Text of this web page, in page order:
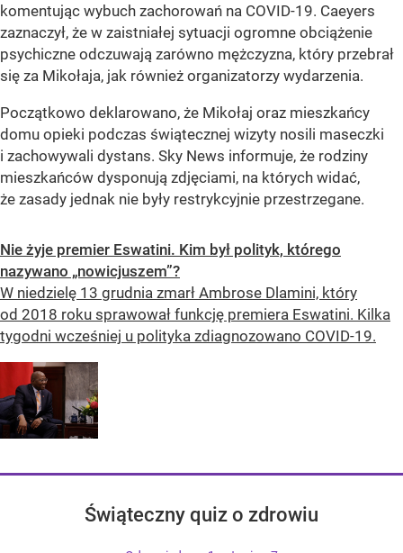
komentując wybuch zachorowań na COVID-19. Caeyers
zaznaczył, że w zaistniałej sytuacji ogromne obciążenie
psychiczne odczuwają zarówno mężczyzna, który przebrał
się za Mikołaja, jak również organizatorzy wydarzenia.
Początkowo deklarowano, że Mikołaj oraz mieszkańcy
domu opieki podczas świątecznej wizyty nosili maseczki
i zachowywali dystans. Sky News informuje, że rodziny
mieszkańców dysponują zdjęciami, na których widać,
że zasady jednak nie były restrykcyjnie przestrzegane.
Nie żyje premier Eswatini. Kim był polityk, którego
nazywano „nowicjuszem”?
W niedzielę 13 grudnia zmarł Ambrose Dlamini, który
od 2018 roku sprawował funkcję premiera Eswatini. Kilka
tygodni wcześniej u polityka zdiagnozowano COVID-19.
Świąteczny quiz o zdrowiu